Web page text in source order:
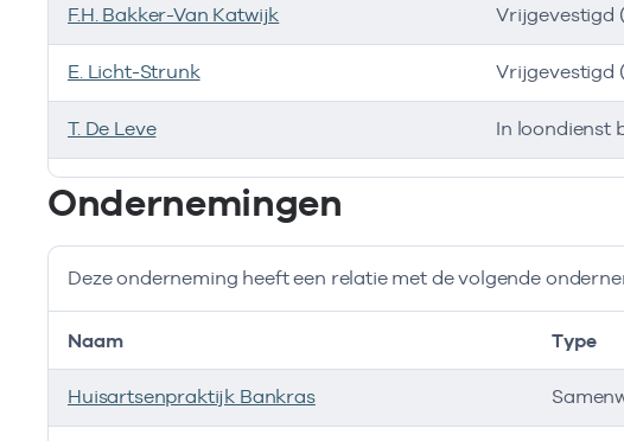
Bij deze onderneming werken de volgende zorgverleners
F.H. Bakker-Van Katwijk Vrijgevestigd
E. Licht-Strunk Vrijgevestigd
T. De Leve In loondienst
Ondernemingen
Deze onderneming heeft een relatie met de volgende
Naam Type
Huisartsenpraktijk Bankras